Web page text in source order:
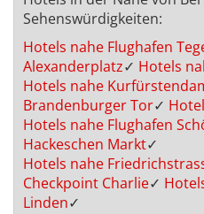
Sehenswürdigkeiten:
Hotels nahe Flughafen
Alexanderplatz✓ Hotels
Hotels nahe
Brandenburger Tor✓
Hotels nahe Flughafen
Hackeschen Markt✓
Hotels nahe
Checkpoint Charlie✓
Linden✓